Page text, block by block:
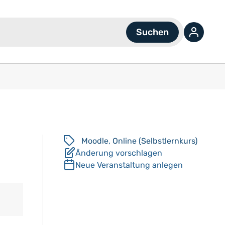
Moodle, Online (Selbstlernkurs)
Änderung vorschlagen
Neue Veranstaltung anlegen